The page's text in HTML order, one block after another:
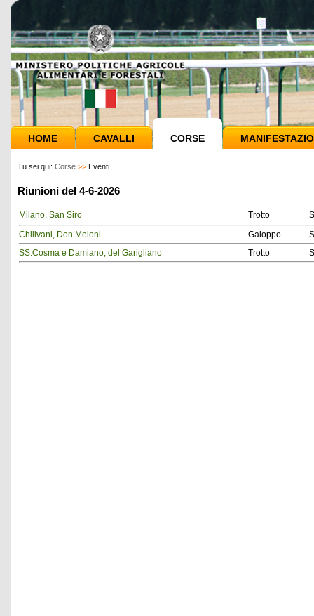
HOME CAVALLI CORSE
Tu sei qui: Corse >> Eventi
Riunioni del 4-6-2026
Milano, San Siro Trotto
Chilivani, Don Meloni
Galoppo
SS.Cosma e Damiano, del Garigliano
Trotto